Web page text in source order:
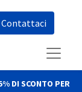
Co​​nt​​att​​aci
DI SCONTO PER